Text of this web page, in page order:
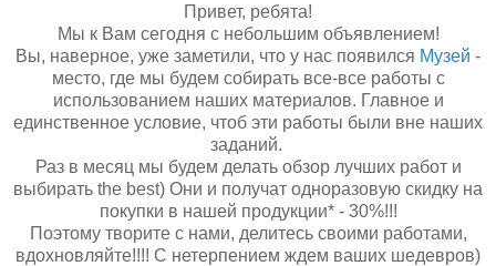
Привет, ребята!
Мы к Вам сегодня с небольшим объявлением!
Вы, наверное, уже заметили, что у нас появился Музей -
место, где мы будем собирать все-все работы с
использованием наших материалов. Главное и
единственное условие, чтоб эти работы были вне наших
заданий.
Раз в месяц мы будем делать обзор лучших работ и
выбирать the best) Они и получат одноразовую скидку на
покупки в нашей продукции* - 30%!!!
Поэтому творите с нами, делитесь своими работами,
вдохновляйте!!!! С нетерпением ждем ваших шедевров)